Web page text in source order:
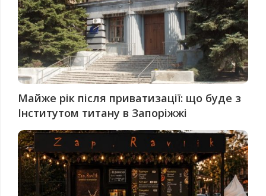
Майже рік після приватизації: що буде з
Інститутом титану в Запоріжжі